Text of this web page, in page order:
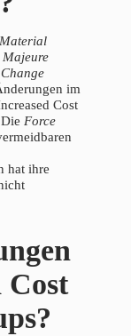
Material
Majeure
im
Cost
Force
hat ihre
Cost